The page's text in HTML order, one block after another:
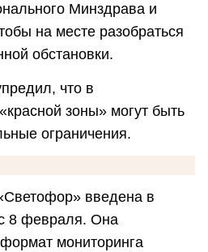
Минздрава и
на месте разобраться
обстановки.
что в
зоны» могут быть
ограничения.
введена в
8 февраля. Она
мониторинга